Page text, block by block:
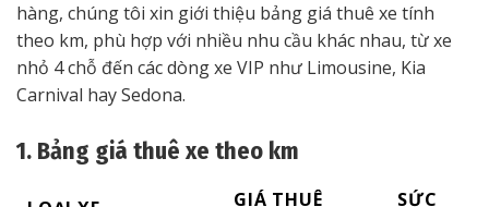
hàng, chúng tôi xin giới thiệu bảng giá thuê xe tính
theo km, phù hợp với nhiều nhu cầu khác nhau, từ xe
nhỏ 4 chỗ đến các dòng xe VIP như Limousine, Kia
Carnival hay Sedona.
1. Bảng giá thuê xe theo km
GIÁ THUÊ SỨC